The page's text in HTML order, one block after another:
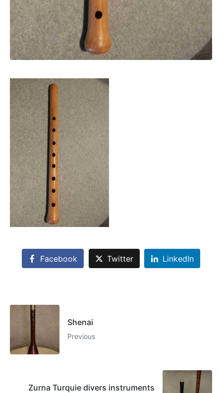
Facebook Twitter LinkedIn
Shenai
Previous
Zurna Turquie divers instruments